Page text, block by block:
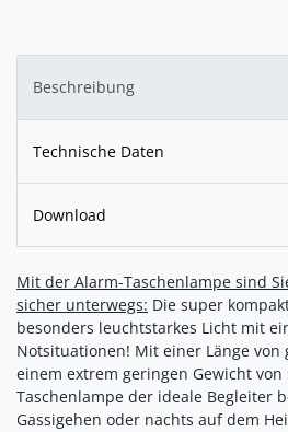
Beschreibung
Technische Daten
Download
Mit der Alarm-Taschenlampe sind
sicher unterwegs: Die super
besonders leuchtstarkes Licht mit
Notsituationen! Mit einer Länge von
einem extrem geringen Gewicht
Taschenlampe der ideale Begleiter
Gassigehen oder nachts auf dem